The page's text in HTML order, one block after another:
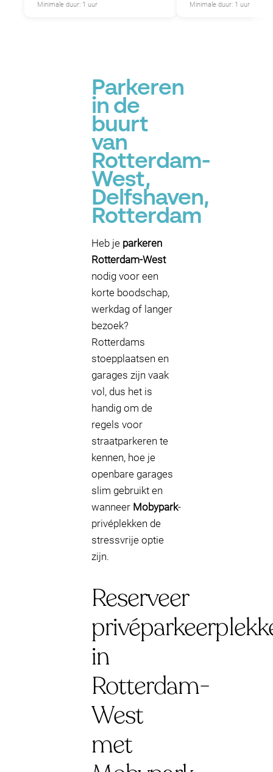
Minimale duur: 1 uur
Minimale duur: 1 uur
Parkeren
in de
buurt
van
Rotterdam-
West,
Delfshaven,
Rotterdam
Heb je parkeren
Rotterdam-West
nodig voor een
korte boodschap,
werkdag of langer
bezoek?
Rotterdams
stoepplaatsen en
garages zijn vaak
vol, dus het is
handig om de
regels voor
straatparkeren te
kennen, hoe je
openbare garages
slim gebruikt en
wanneer Mobypark-
privéplekken de
stressvrije optie
zijn.
Reserveer
in
Rotterdam-
West
met